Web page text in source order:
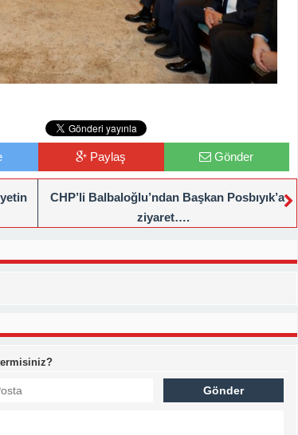
Paylaş Gönder
CHP’li Balbaloğlu’ndan Başkan Posbıyık’a
ziyaret….